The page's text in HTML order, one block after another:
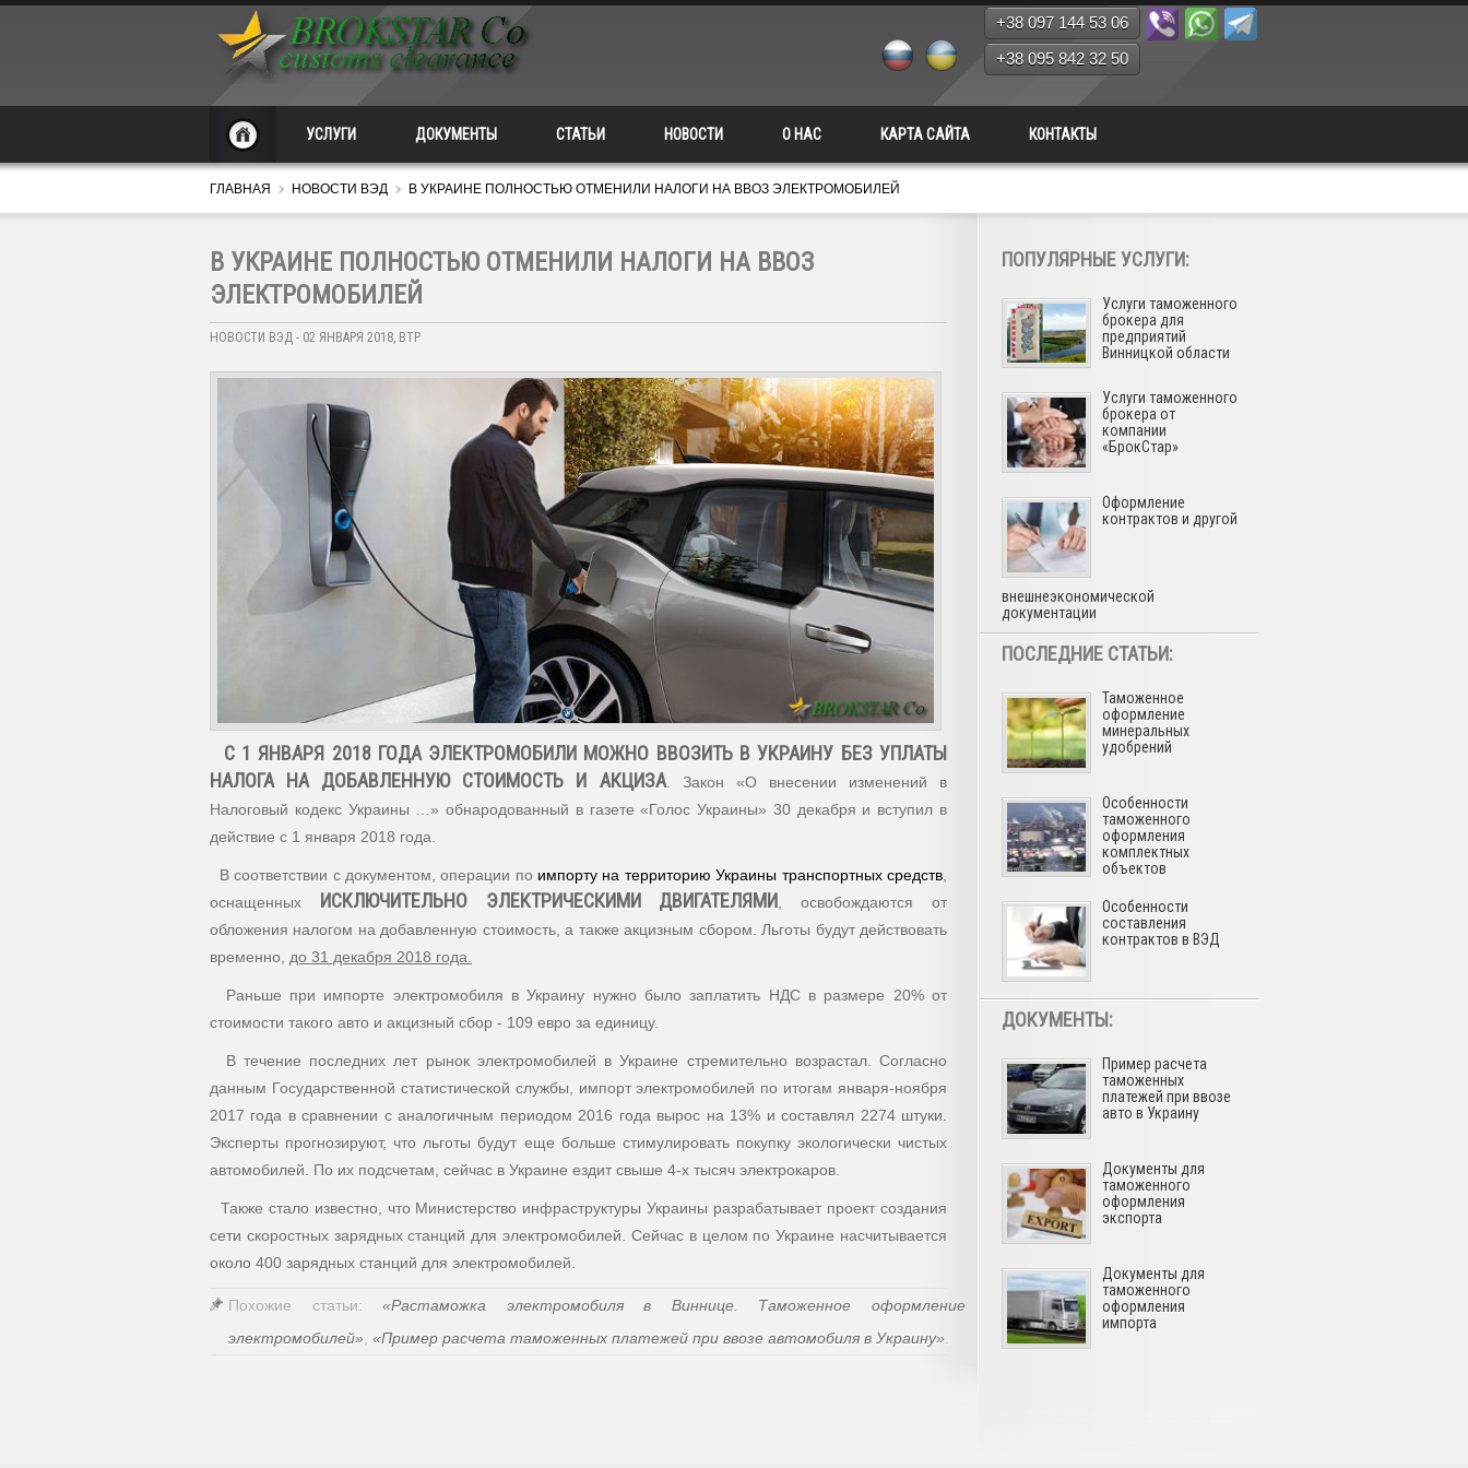
+38 097 144 53 06
+38 095 842 32 50
УСЛУГИ ДОКУМЕНТЫ СТАТЬИ НОВОСТИ О НАС КАРТА САЙТА КОНТАКТЫ
ГЛАВНАЯ НОВОСТИ ВЭД В УКРАИНЕ ПОЛНОСТЬЮ ОТМЕНИЛИ НАЛОГИ НА ВВОЗ ЭЛЕКТРОМОБИЛЕЙ
В УКРАИНЕ ПОЛНОСТЬЮ ОТМЕНИЛИ НАЛОГИ НА ВВОЗ
ЭЛЕКТРОМОБИЛЕЙ
НОВОСТИ ВЭД - 02 ЯНВАРЯ 2018, ВТР
С 1 ЯНВАРЯ 2018 ГОДА ЭЛЕКТРОМОБИЛИ МОЖНО ВВОЗИТЬ В УКРАИНУ БЕЗ УПЛАТЫ
НАЛОГА НА ДОБАВЛЕННУЮ СТОИМОСТЬ И АКЦИЗА. Закон «О внесении изменений в
Налоговый кодекс Украины …» обнародованный в газете «Голос Украины» 30 декабря и вступил в
действие с 1 января 2018 года.
В соответствии с документом, операции по импорту на территорию Украины транспортных средств
оснащенных ИСКЛЮЧИТЕЛЬНО ЭЛЕКТРИЧЕСКИМИ ДВИГАТЕЛЯМИ , освобождаются от
обложения налогом на добавленную стоимость, а также акцизным сбором. Льготы будут действовать
временно, до 31 декабря 2018 года.
Раньше при импорте электромобиля в Украину нужно было заплатить НДС в размере 20% от
стоимости такого авто и акцизный сбор - 109 евро за единицу.
В течение последних лет рынок электромобилей в Украине стремительно возрастал. Согласно
данным Государственной статистической службы, импорт электромобилей по итогам января-ноября
2017 года в сравнении с аналогичным периодом 2016 года вырос на 13% и составлял 2274 штуки.
Эксперты прогнозируют, что льготы будут еще больше стимулировать покупку экологически чистых
автомобилей. По их подсчетам, сейчас в Украине ездит свыше 4-х тысяч электрокаров.
Также стало известно, что Министерство инфраструктуры Украины разрабатывает проект создания
сети скоростных зарядных станций для электромобилей. Сейчас в целом по Украине насчитывается
около 400 зарядных станций для электромобилей.
Похожие статьи:«Растаможка электромобиля в Виннице. Таможенное оформление
электромобилей» «Пример расчета таможенных платежей при ввозе автомобиля в Украину»
ПОПУЛЯРНЫЕ УСЛУГИ:
Услуги таможенного
брокера для
предприятий
Винницкой области
Услуги таможенного
брокера от
компании
«БрокСтар»
Оформление
контрактов и другой
внешнеэкономической
документации
ПОСЛЕДНИЕ СТАТЬИ:
Таможенное
оформление
минеральных
удобрений
Особенности
таможенного
оформления
комплектных
объектов
Особенности
составления
контрактов в ВЭД
ДОКУМЕНТЫ:
Пример расчета
таможенных
платежей при ввозе
авто в Украину
Документы для
таможенного
оформления
экспорта
Документы для
таможенного
оформления
импорта